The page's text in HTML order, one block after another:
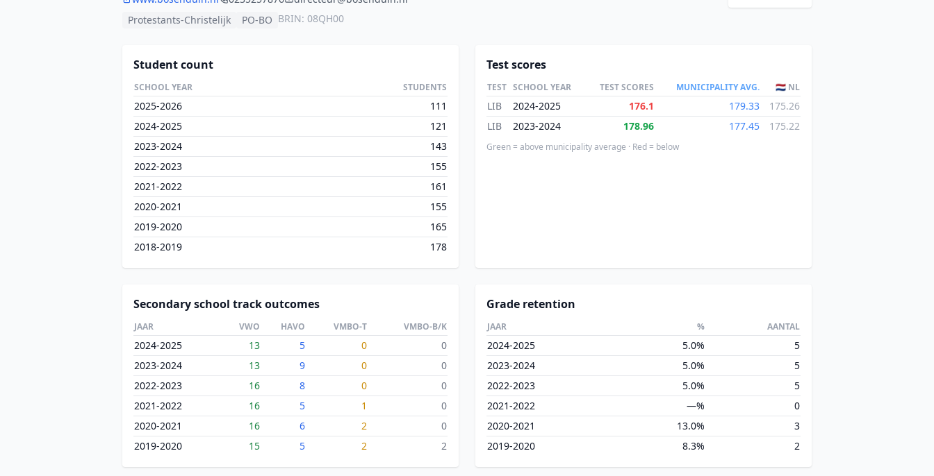
Protestants-Christelijk
PO-BO BRIN: 08QH00
Student count
SCHOOL YEAR STUDENTS
2025-2026
111
2024-2025
121
2023-2024
143
2022-2023
155
2021-2022
161
2020-2021
155
2019-2020
165
2018-2019
178
Test scores
TEST SCHOOL YEAR TEST SCORES MUNICIPALITY AVG. 🇳🇱 NL
LIB 2024-2025 176.1 179.33
175.26
LIB
2023-2024 178.96 177.45 175.22
Green = above municipality average · Red = below
Secondary school track outcomes
JAAR VWO HAVO VMBO-T VMBO-B/K
2024-2025 13 5 0
0
2023-2024
13 9 0
0
2022-2023
16 8 0
0
2021-2022
16 5 1
0
2020-2021
16 6 2
0
2019-2020
15 5 2 2
Grade retention
JAAR % AANTAL
2024-2025 5.0%
5
2023-2024
5.0%
5
2022-2023
5.0%
5
2021-2022
—%
0
2020-2021
13.0%
3
2019-2020
8.3% 2